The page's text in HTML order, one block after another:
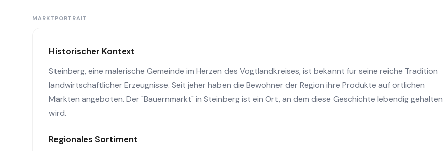
MARKTPORTRAIT
Historischer Kontext
Steinberg, eine malerische Gemeinde im Herzen des Vogtlandkreises, ist bekannt für seine reiche Tradition
landwirtschaftlicher Erzeugnisse. Seit jeher haben die Bewohner der Region ihre Produkte auf örtlichen
Märkten angeboten. Der "Bauernmarkt" in Steinberg ist ein Ort, an dem diese Geschichte lebendig gehalten
wird.
Regionales Sortiment